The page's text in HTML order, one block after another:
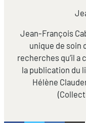
Jean-François
unique de soin
recherches qu’il a
la publication du
Hélène